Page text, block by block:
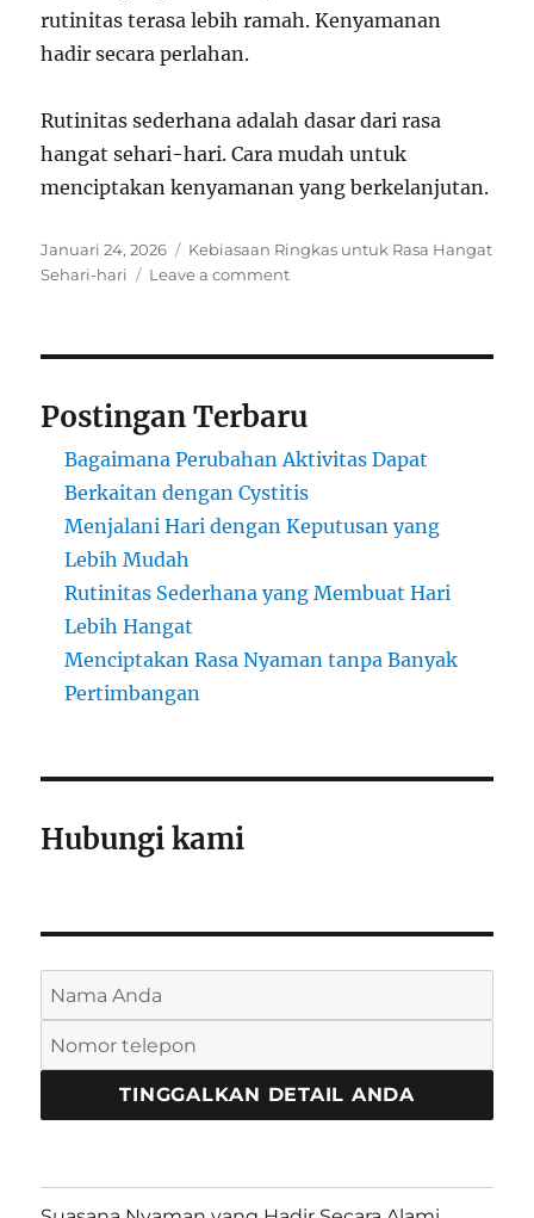
rutinitas terasa lebih ramah. Kenyamanan
hadir secara perlahan.
Rutinitas sederhana adalah dasar dari rasa
hangat sehari-hari. Cara mudah untuk
menciptakan kenyamanan yang berkelanjutan.
Posted
on
Januari 24, 2026 Categories
Kebiasaan Ringkas untuk Rasa Hangat
Sehari-hari
Leave a commenton
Lebih
Hangat
Postingan Terbaru
Bagaimana Perubahan Aktivitas Dapat
Berkaitan dengan Cystitis
Menjalani Hari dengan Keputusan yang
Lebih Mudah
Rutinitas Sederhana yang Membuat Hari
Lebih Hangat
Menciptakan Rasa Nyaman tanpa Banyak
Pertimbangan
Hubungi kami